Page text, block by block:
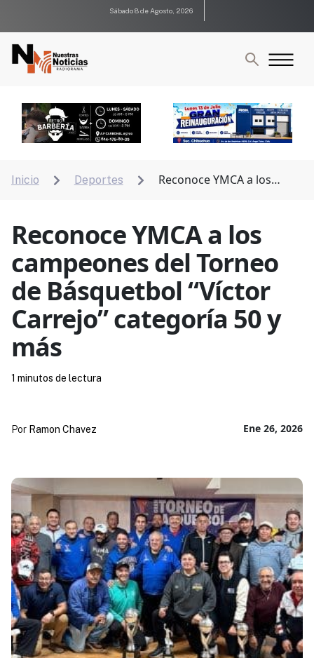
Sábado 8 de Agosto, 2026
Inicio  Deportes 
Reconoce YMCA a los
Reconoce YMCA a los
campeones del Torneo
de Básquetbol “Víctor
Carrejo” categoría 50 y
más
Ene 26, 2026
Por Ramon Chavez
1 minutos de lectura